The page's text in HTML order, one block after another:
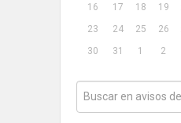
16
17 18 19
23
24 25 26
30
31 1 2